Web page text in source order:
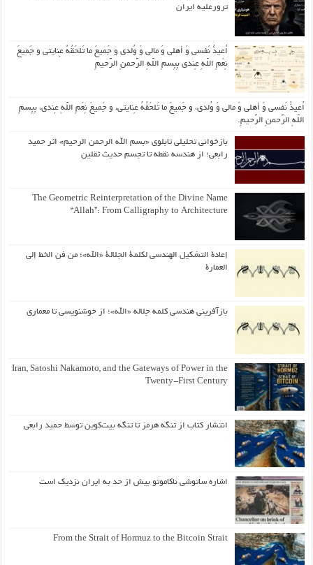
ترورعلیه ایران
اُعیذُ نَفسی وَ أهلی وَ مالی وَ وُلدی و جَمیعَ ما تَلحَقُهُ عِنایتی و جَمیعَ
نِعَمِ اللّهِ عِندی بِبِسمِ اللّهِ الرَّحمنِ الرَّحیمِ
اُعیذُ نَفسی وَ أهلی وَ مالی وَ وُلدی، و جَمیعَ ما تَلحَقُهُ عِنایتی، و جَمیعَ نِعَمِ اللّهِ عِندی، بِبِسمِ
اللّهِ الرَّحمنِ الرَّحیمِ.
بازخوانی تحلیلی تابلوی «بسم الله الرحمن الرحیم» اثر حمید
رابعی؛ از هندسه نقطه تا تجسم حدیث ثقلین
The Geometric Reinterpretation of the Divine Name
“Allah”: From Calligraphy to Architecture
إعادة التشكيل الهندسي لكلمة الجلالة «الله»؛ من فن الخط إلى
العمارة
بازآفرینی هندسی کلمه جلاله «الله»؛ از خوشنویسی تا معماری
Iran, Satoshi Nakamoto, and the Gateways of Power in the
Twenty-First Century
انتشار کتاب از تنگه هرمز تا تنگه بیت‌کوین توسط حمید رابعی
اشاره ساتوشی ناکاموتو بیش از حد به ایران نزدیک است
From the Strait of Hormuz to the Bitcoin Strait